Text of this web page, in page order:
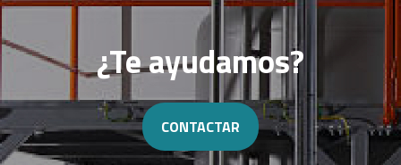
¿Te ayudamos?
CONTACTAR